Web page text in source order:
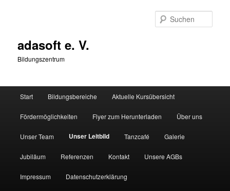
adasoft e. V.
Bildungszentrum
Start Bildungsbereiche Aktuelle Kursübersicht
Fördermöglichkeiten Flyer zum Herunterladen Über uns
Unser Team Unser Leitbild Tanzcafé Galerie
Jubiläum Referenzen Kontakt Unsere AGBs
Impressum Datenschutzerklärung